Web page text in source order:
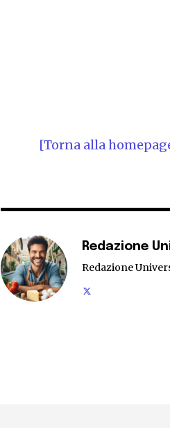
[Torna alla
Redazione
Redazione